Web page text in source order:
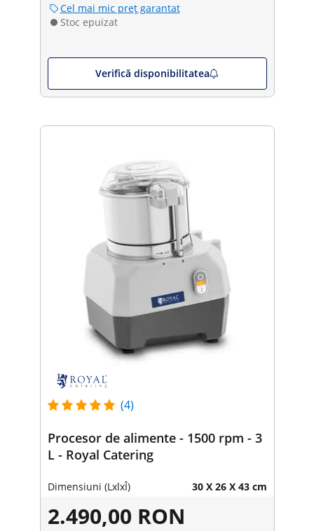
Cel mai mic preț garantat
Stoc epuizat
Verifică disponibilitatea
(4)
Procesor de alimente - 1500 rpm - 3
L - Royal Catering
Dimensiuni (LxlxÎ) 30 X 26 X 43 cm
2.490,00 RON